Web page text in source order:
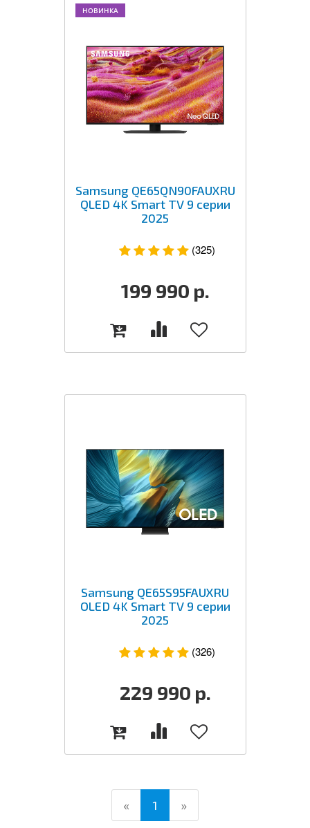
НОВИНКА
Samsung QE65QN90FAUXRU
QLED 4K Smart TV 9 серии
2025
(325)
199 990 р.
Samsung QE65S95FAUXRU
OLED 4K Smart TV 9 серии
2025
(326)
229 990 р.
« 1 (current)
»